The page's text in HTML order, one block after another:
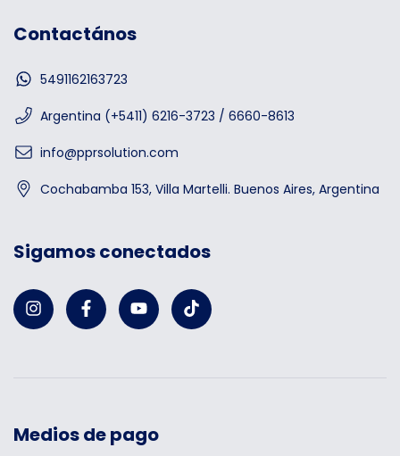
Contactános
5491162163723
Argentina (+5411) 6216-3723 / 6660-8613
info@pprsolution.com
Cochabamba 153, Villa Martelli. Buenos Aires, Argentina
Sigamos conectados
Medios de pago